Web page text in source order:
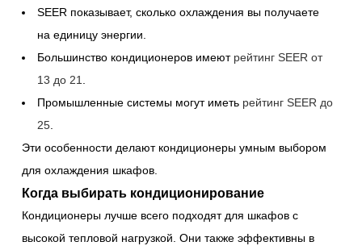
SEER показывает, сколько охлаждения вы получаете
на единицу энергии.
Большинство кондиционеров имеют рейтинг SEER от
13 до 21
Промышленные системы могут иметь рейтинг SEER до
25
Эти особенности делают кондиционеры умным выбором
для охлаждения шкафов.
Когда выбирать кондиционирование
Кондиционеры лучше всего подходят для шкафов с
высокой тепловой нагрузкой. Они также эффективны в